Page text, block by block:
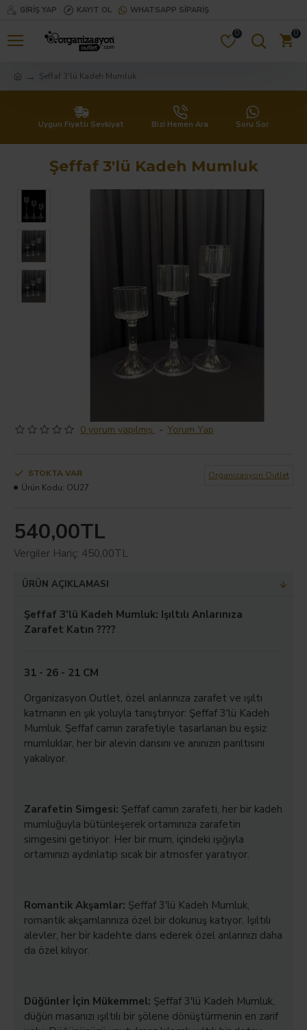
GIRIŞ YAP KAYIT OL WHATSAPP SIPARIŞ
0 0
Şeffaf 3'lü Kadeh Mumluk
Uygun Fiyatlı Sevkiyat Bizi Hemen Ara Soru Sor
Şeffaf 3'lü Kadeh Mumluk
0 yorum yapılmış. - Yorum Yap
540,00TL
Vergiler Hariç: 450,00TL
STOKTA VAR
Ürün Kodu: OU27
Organizasyon Outlet
ÜRÜN AÇIKLAMASI
Şeffaf 3'lü Kadeh Mumluk: Işıltılı Anlarınıza
Zarafet Katın ????️
31 - 26 - 21 CM
Organizasyon Outlet, özel anlarınıza zarafet ve ışıltı
katmanın en şık yoluyla tanıştırıyor: Şeffaf 3'lü Kadeh
Mumluk. Şeffaf camın zarafetiyle tasarlanan bu eşsiz
mumluklar, her bir alevin dansını ve anınızın parıltısını
yakalıyor.
Zarafetin Simgesi: Şeffaf camın zarafeti, her bir kadeh
mumluğuyla bütünleşerek ortamınıza zarafetin
simgesini getiriyor. Her bir mum, içindeki ışığıyla
ortamınızı aydınlatıp sıcak bir atmosfer yaratıyor.
Romantik Akşamlar: Şeffaf 3'lü Kadeh Mumluk,
romantik akşamlarınıza özel bir dokunuş katıyor. Işıltılı
alevler, her bir kadehte dans ederek özel anlarınızı daha
da özel kılıyor.
Düğünler İçin Mükemmel: Şeffaf 3'lü Kadeh Mumluk,
düğün masanızı ışıltılı bir şölene dönüştürmenin en zarif